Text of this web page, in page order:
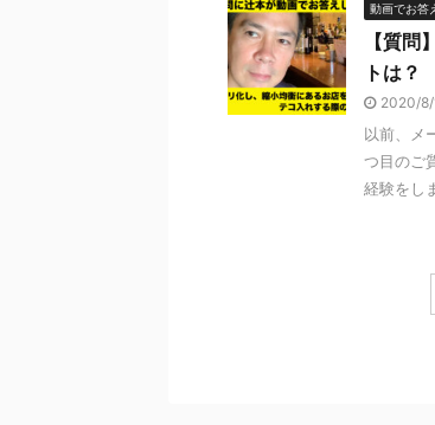
動画でお答
【質
トは？
2020/8/
以前、メ
つ目のご
経験をし